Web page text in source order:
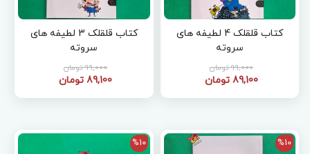
کتاب قلقلک 4 لطیفه های
سروته
99,000 تومان
89,100 تومان
کتاب قلقلک 3 لطیفه های
سروته
99,000 تومان
89,100 تومان
%10
%10